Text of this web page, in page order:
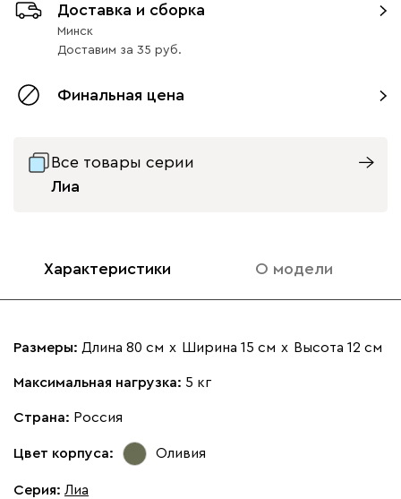
Доставка и сборка
Минск
Доставим за 35
Финальная цена
Все товары серии
Лиа
Характеристики О модели
Размеры: Длина 80 см х Ширина 15 см х Высота 12 см
Максимальная нагрузка: 5 кг
Страна: Россия
Цвет корпуса: Оливия
Серия: Лиа